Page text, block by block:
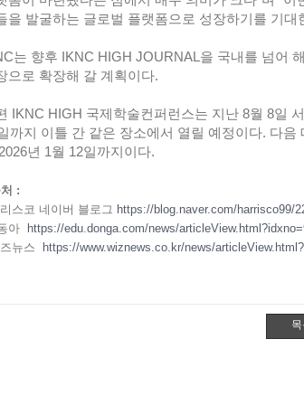
을 발굴하는 글로벌 플랫폼으로 성장하기를 기대
는 향후 IKNC HIGH JOURNAL을 국내를 넘어
으로 확장해 갈 계획이다.
IKNC HIGH 국제학술컨퍼런스는 지난 8월 8일
까지 이틀 간 같은 장소에서 열릴 예정이다. 다
년 1월 12일까지이다.
:
스코 네이버 블로그 https://blog.naver.com/harrisco99/
아
https://edu.donga.com/news/
뉴스
https://www.wiznews.co.kr/news/